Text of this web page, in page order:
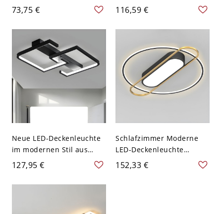
schwarzem Metall für
Bekleidungsgeschäfte -
Schwarz 110V-120V 2
73,75 €
Deckenleuchten Neue
moderne
Deckenmontageleuchte
Schwarz 110V-120V 40,64
cm Weißlicht
116,59 €
Neue LED-Deckenleuchte
im modernen Stil aus
Eisen für das
Wohnzimmer - Schwarz
110V-120V Rechteck
127,95 €
Schlafzimmer Moderne
LED-Deckenleuchte
Schwarz Eisen mit 2
Lichtern - Matt Schwarz
152,33 €